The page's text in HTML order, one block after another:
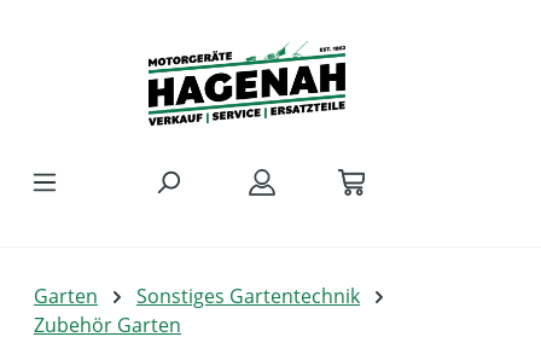
Garten
Sonstiges Gartentechnik
Zubehör Garten